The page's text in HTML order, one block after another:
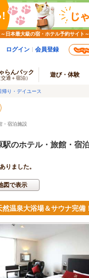
日本最大級の宿・ホテル予約サイト～
ログイン 会員登録
らんパック
交通＋宿泊） 遊び・体験
帰り・デイユース
・宿泊施設
駅のホテル・旅館・宿
りました。
図で表示
温泉大浴場＆サウナ完備